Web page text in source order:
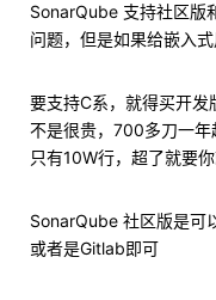
SonarQube 支持社区版
问题，但是如果给嵌入
要支持C系，就得买开
不是很贵，700多刀一年
只有10W行，超了就要
SonarQube 社区版是可
或者是Gitlab即可